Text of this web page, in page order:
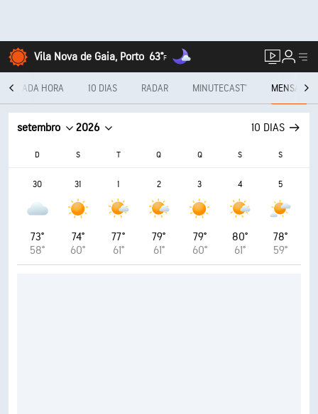
Vila Nova de Gaia, Porto 63°F
A CADA HORA 10 DIAS RADAR MINUTECAST® MENSAL
setembro 2026 10 DIAS
D S T Q Q S S
30
73°
58°
31
74°
60°
1
77°
61°
2
79°
61°
3
79°
60°
4
80°
61°
5
78°
59°